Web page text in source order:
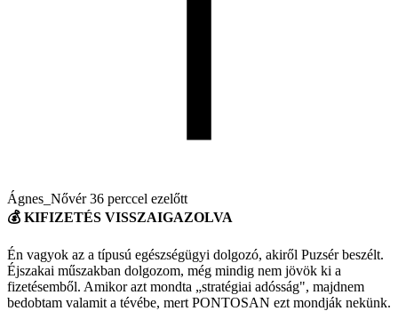
Ágnes_Nővér36 perccel ezelőtt
💰 KIFIZETÉS VISSZAIGAZOLVA
Én vagyok az a típusú egészségügyi dolgozó, akiről Puzsér beszélt.
Éjszakai műszakban dolgozom, még mindig nem jövök ki a
fizetésemből. Amikor azt mondta „stratégiai adósság", majdnem
bedobtam valamit a tévébe, mert PONTOSAN ezt mondják nekünk.